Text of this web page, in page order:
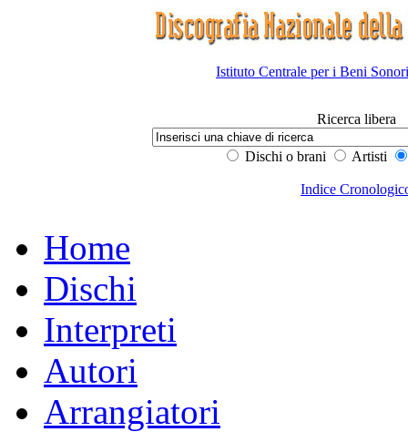
Istituto Centrale per i Beni
Ricerca libera
Dischi o brani Artisti
Indice
Home
Dischi
Interpreti
Autori
Arrangiatori